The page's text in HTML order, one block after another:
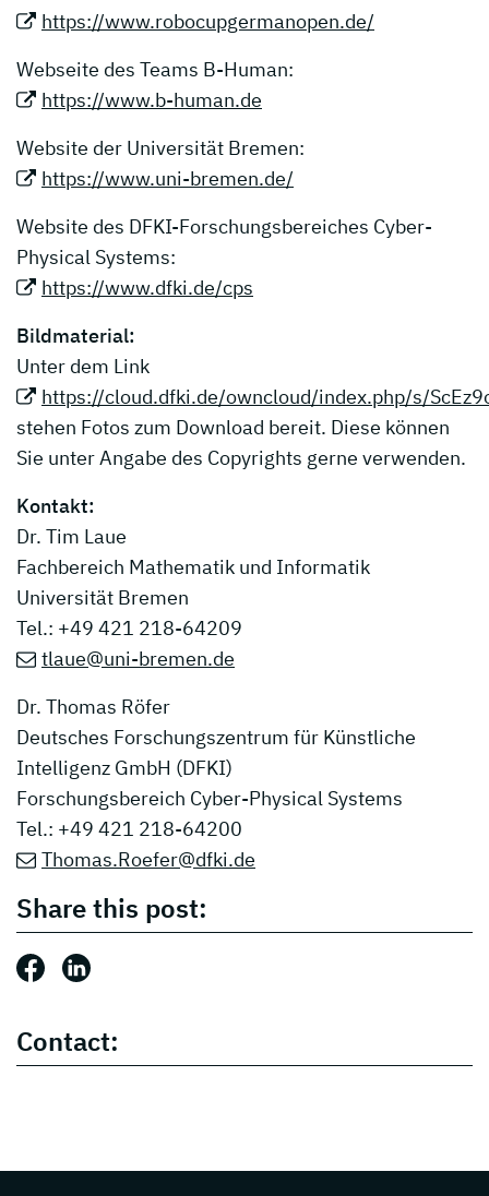
https://www.robocupgermanopen.de/
Webseite des Teams B-Human:
https://www.b-human.de
Website der Universität Bremen:
https://www.uni-bremen.de/
Website des DFKI-Forschungsbereiches Cyber-
Physical Systems:
https://www.dfki.de/cps
Bildmaterial:
Unter dem Link
https://cloud.dfki.de/owncloud/index.php/s/
stehen Fotos zum Download bereit. Diese können
Sie unter Angabe des Copyrights gerne verwenden.
Kontakt:
Dr. Tim Laue
Fachbereich Mathematik und Informatik
Universität Bremen
Tel.: +49 421 218-64209
tlaue@uni-bremen.de
Dr. Thomas Röfer
Deutsches Forschungszentrum für Künstliche
Intelligenz GmbH (DFKI)
Forschungsbereich Cyber-Physical Systems
Tel.: +49 421 218-64200
Thomas.Roefer@dfki.de
Share this post:
Share this post: Facebook
Share this post: LinkedIn
Contact: